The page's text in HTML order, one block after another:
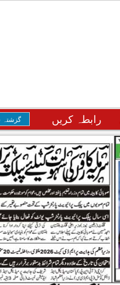
رابطہ کریں